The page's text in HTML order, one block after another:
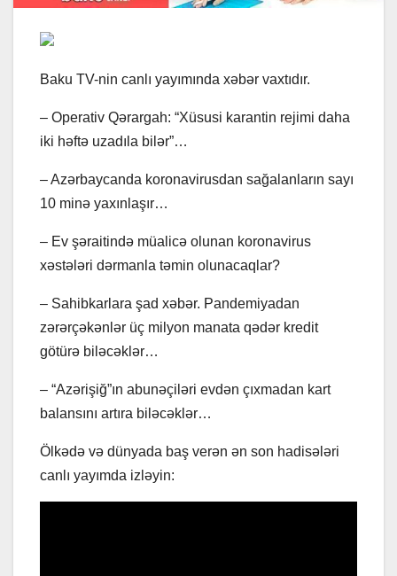
Baku TV-nin canlı yayımında xəbər vaxtıdır.
– Operativ Qərargah: “Xüsusi karantin rejimi daha
iki həftə uzadıla bilər”…
– Azərbaycanda koronavirusdan sağalanların sayı
10 minə yaxınlaşır…
– Ev şəraitində müalicə olunan koronavirus
xəstələri dərmanla təmin olunacaqlar?
– Sahibkarlara şad xəbər. Pandemiyadan
zərərçəkənlər üç milyon manata qədər kredit
götürə biləcəklər…
– “Azərişiğ”ın abunəçiləri evdən çıxmadan kart
balansını artıra biləcəklər…
Ölkədə və dünyada baş verən ən son hadisələri
canlı yayımda izləyin: